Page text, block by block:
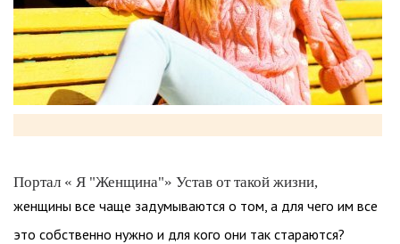
Портал « Я "Женщина"» Устав от такой жизни,
женщины все чаще задумываются о том, а для чего им все
это собственно нужно и для кого они так стараются?